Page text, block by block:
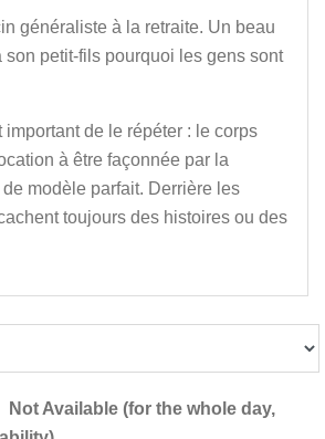
généraliste à la retraite. Un beau
son petit-fils pourquoi les gens sont
important de le répéter : le corps
à être façonnée par la
modèle parfait. Derrière les
toujours des histoires ou des
Not Available (for the whole day,